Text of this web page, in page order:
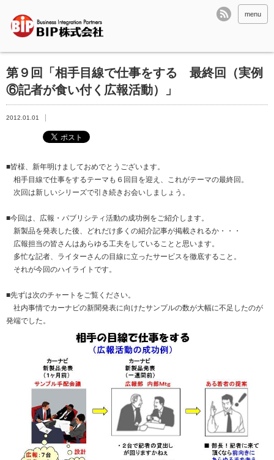
menu
第９回「相手目線で仕事をする 最終回（実例
⑥記者が食い付く広報活動）」
2012.01.01
■皆様、新年明けましておめでとうございます。
相手目線で仕事をするテーマも６回目を迎え、これがテーマの最終回。
次回は新しいシリーズで引き続きお会いしましょう。
■今回は、広報・パブリシティ活動の成功例をご紹介します。
新製品を発表した後、どれだけ多くの紹介記事が掲載されるか・・・
広報担当の皆さんはあらゆる工夫をしていることと思います。
多忙な記者、ライターさんの目線に立ったサービスを徹底すること。
それが今回のハイライトです。
■先ずは次のチャートをご覧ください。
社内事情でカーナビの新聞発表に向けたサンプルの数が大幅に不足したのが
発端でした。